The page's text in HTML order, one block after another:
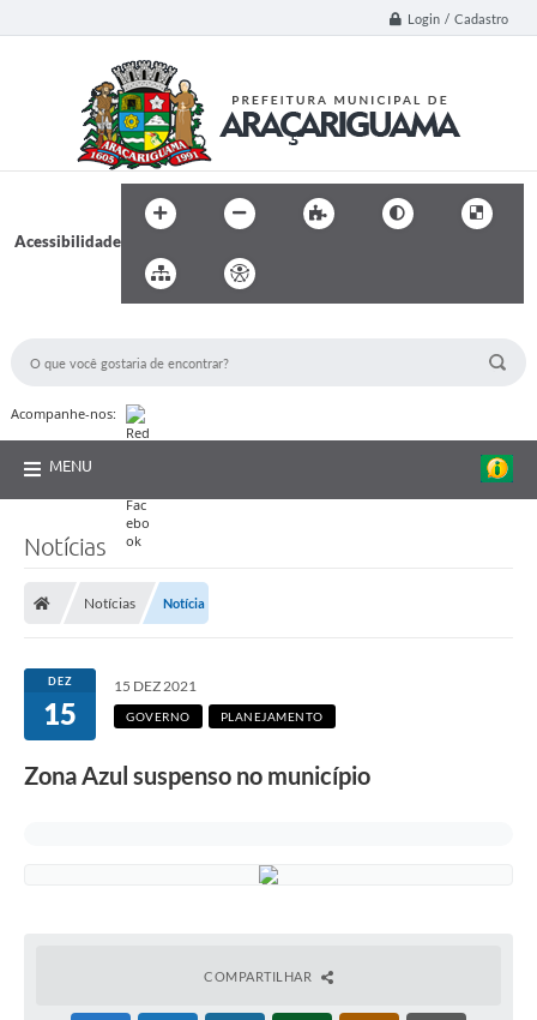
Login / Cadastro
Acessibilidade
Acompanhe-nos:
MENU
Notícias
Notícias Notícia
DEZ
15
15 DEZ 2021
GOVERNO PLANEJAMENTO
Zona Azul suspenso no município
COMPARTILHAR